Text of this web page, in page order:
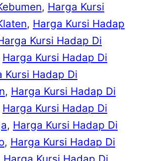
, Harga Kursi
, Harga Kursi Hadap
Kursi Hadap Di
Harga Kursi Hadap Di
Kursi Hadap Di
, Harga Kursi Hadap Di
Harga Kursi Hadap Di
, Harga Kursi Hadap Di
, Harga Kursi Hadap Di